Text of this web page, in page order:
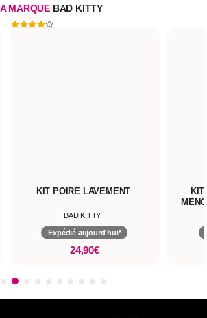
MARQUE BAD KITTY
KIT BONDAGE BÂILLON
MENOTTES CROCHET
Expédié aujourd'hui*